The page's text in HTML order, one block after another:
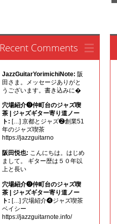
Recent Comments
JazzGuitarYorimichiNote: 阪
田さま。メッセージありがと
うございます。書き込みに�
穴場紹介❾仲町台のジャズ喫
茶 | ジャズギター寄り道ノー
ト: […] 京都とジャズ❷創業51
年のジャズ喫茶
https://jazzguitarno
阪田悦也: こんにちは。はじめ
まして。 ギター歴は５０年以
上と長い
穴場紹介❾仲町台のジャズ喫
茶 | ジャズギター寄り道ノー
ト: […] 穴場紹介❹ジャズ喫茶
ベイシー
https://jazzguitarnote.info/